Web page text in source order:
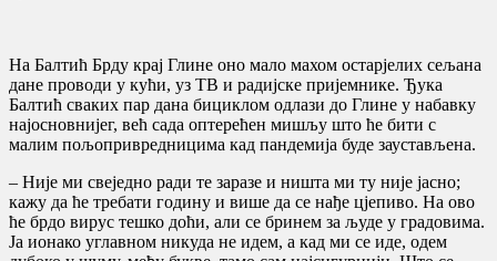
На Балтић Брду крај Глине оно мало махом остарјелих сељана
дане проводи у кући, уз ТВ и радијске пријемнике. Ђука
Балтић сваких пар дана бициклом одлази до Глине у набавку
најосновнијег, већ сада оптерећен мишљу што ће бити с
малим пољопривредницима кад пандемија буде заустављена.
– Није ми свеједно ради те заразе и ништа ми ту није јасно;
кажу да ће требати годину и више да се нађе цјепиво. На ово
ће брдо вирус тешко доћи, али се бринем за људе у градовима.
Ја ионако углавном никуда не идем, а кад ми се иде, одем